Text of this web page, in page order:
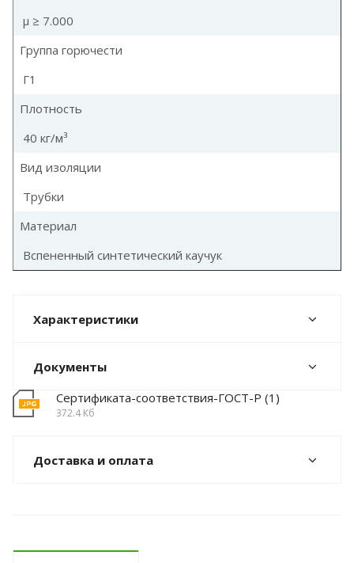
µ ≥ 7.000
Группа горючести
Г1
Плотность
40 кг/м³
Вид изоляции
Трубки
Материал
Вспененный синтетический каучук
Характеристики
Документы
Сертификата-соответствия-ГОСТ-Р (1)
372.4 Кб
Доставка и оплата